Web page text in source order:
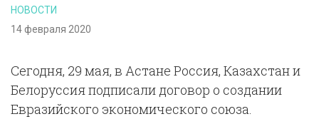
НОВОСТИ
14 февраля 2020
Сегодня, 29 мая, в Астане Россия, Казахстан и
Белоруссия подписали договор о создании
Евразийского экономического союза.